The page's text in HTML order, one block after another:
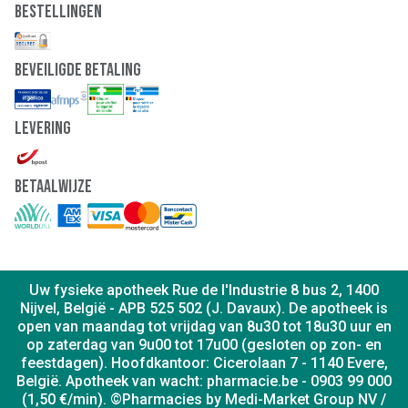
Medisch hulpmiddel met CE-merk.
Samenstelling
polyvinylpolypyrrolidon, citroenzuur, tricalciumfosfaat en
magnesiumstearaat.
XLS MEDICAL PRO-7 bevat geen bewaarmiddelen, heeft
geen ingrediënten van dierlijke oorsprong en is geen
laxeermiddel. Dit product is geen maaltijdvervanger.
Fabrikant:
26, B-981 Nazareth, Belgium
Contact:www.xlsmedical.be
Bestellingen
Beveiligde Betaling
Levering
Betaalwijze
Uw fysieke apotheek Rue de l'Industrie 8 bus 2, 1400
Nijvel, België - APB 525 502 (J. Davaux). De apotheek is
open van maandag tot vrijdag van 8u30 tot 18u30 uur en
op zaterdag van 9u00 tot 17u00 (gesloten op zon- en
feestdagen). Hoofdkantoor: Cicerolaan 7 - 1140 Evere,
België. Apotheek van wacht: pharmacie.be - 0903 99 000
(1,50 €/min). ©Pharmacies by Medi-Market Group NV /